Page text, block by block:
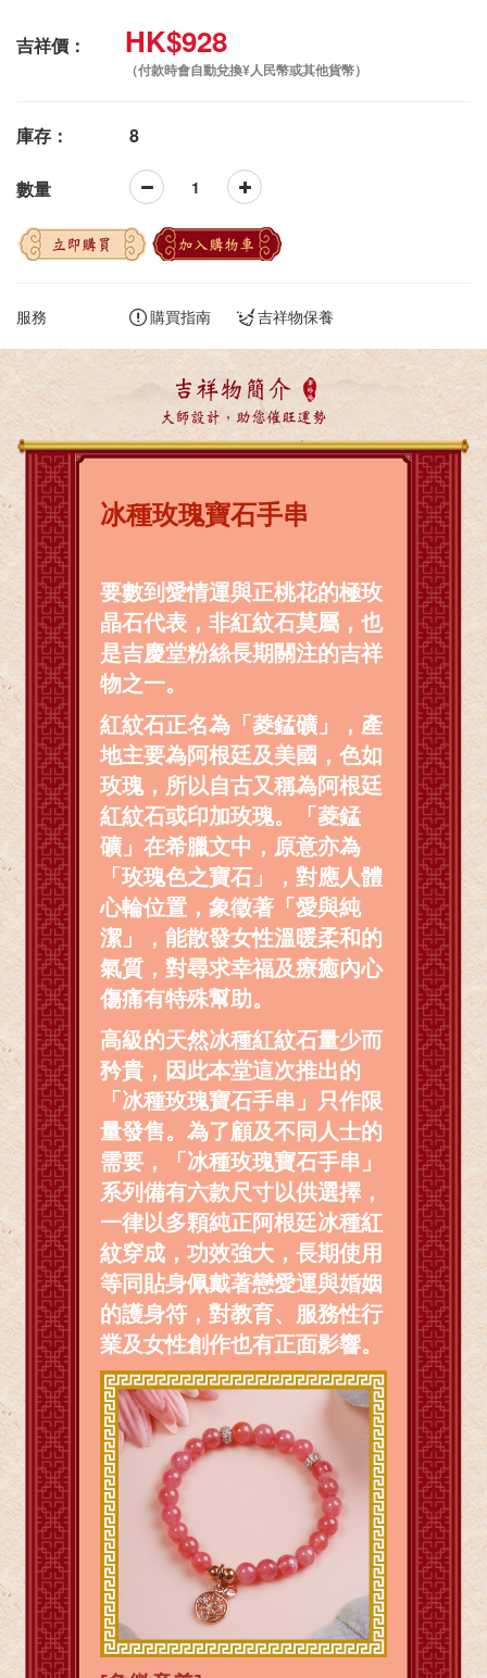
吉祥價： HK$928
（付款時會自動兌換¥人民幣或其他貨幣）
庫存： 8
數量
立即購買 加入購物車
服務 購買指南 吉祥物保養
吉祥物簡介
大師設計，助您催旺運勢
冰種玫瑰寶石手串
要數到愛情運與正桃花的極玫
晶石代表，非紅紋石莫屬，也
是吉慶堂粉絲長期關注的吉祥
物之一。
紅紋石正名為「菱錳礦」，產
地主要為阿根廷及美國，色如
玫瑰，所以自古又稱為阿根廷
紅紋石或印加玫瑰。「菱錳
礦」在希臘文中，原意亦為
「玫瑰色之寶石」，對應人體
心輪位置，象徵著「愛與純
潔」，能散發女性溫暖柔和的
氣質，對尋求幸福及療癒內心
傷痛有特殊幫助。
高級的天然冰種紅紋石量少而
矜貴，因此本堂這次推出的
「冰種玫瑰寶石手串」只作限
量發售。為了顧及不同人士的
需要，「冰種玫瑰寶石手串」
系列備有六款尺寸以供選擇，
一律以多顆純正阿根廷冰種紅
紋穿成，功效強大，長期使用
等同貼身佩戴著戀愛運與婚姻
的護身符，對教育、服務性行
業及女性創作也有正面影響。